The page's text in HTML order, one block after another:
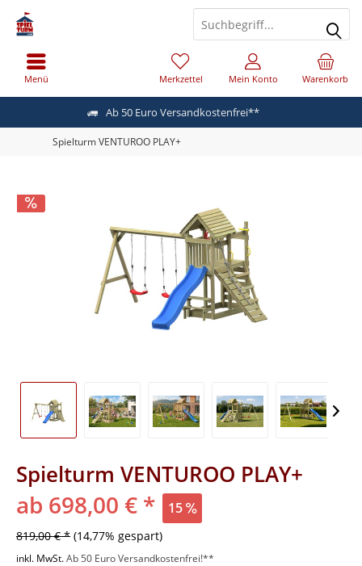
Ab 50 Euro Versandkostenfrei**
Menü Warenkorb
Merkzettel Mein Konto
Spielturm VENTUROO PLAY+
Spielturm VENTUROO PLAY+
ab 698,00 € * 15
819,00 € * (14,77% gespart)
inkl. MwSt.Ab 50 Euro Versandkostenfrei!**